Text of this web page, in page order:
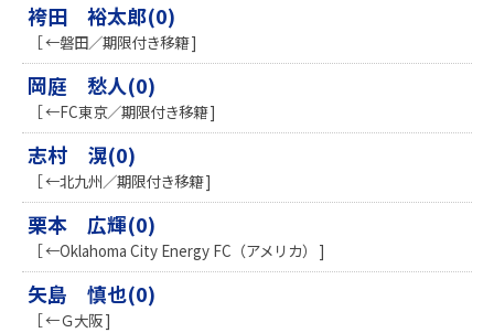
袴田 裕太郎(0)
［ ←磐田／期限付き移籍 ]
岡庭 愁人(0)
［ ←FC東京／期限付き移籍 ]
志村 滉(0)
［ ←北九州／期限付き移籍 ]
栗本 広輝(0)
［ ←Oklahoma City Energy FC（アメリカ） ]
矢島 慎也(0)
［ ←Ｇ大阪 ]